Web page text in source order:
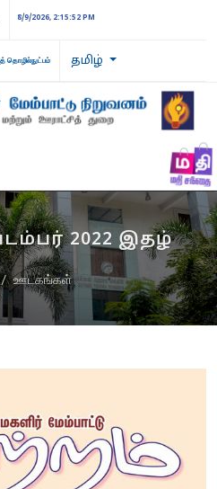
Youtube
8/9/2026, 2:15:52 PM
தொழில்நுட்பம் தமிழ்
2022 இதழ்
ஊடகங்கள்